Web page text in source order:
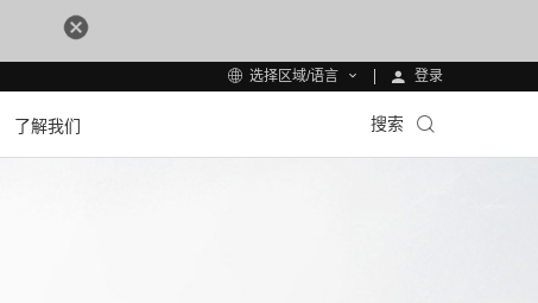
选择区域/语言 登录
了解我们 搜索